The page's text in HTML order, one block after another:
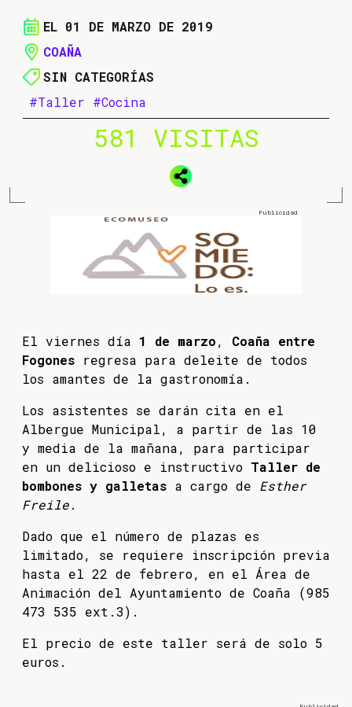
EL 01 DE MARZO DE 2019
COAÑA
SIN CATEGORÍAS
#Taller #Cocina
581 VISITAS
El viernes día 1 de marzo, Coaña entre
Fogones regresa para deleite de todos
los amantes de la gastronomía.
Los asistentes se darán cita en el
Albergue Municipal, a partir de las 10
y media de la mañana, para participar
en un delicioso e instructivo Taller de
bombones y galletas a cargo de Esther
Freile.
Dado que el número de plazas es
limitado, se requiere inscripción previa
hasta el 22 de febrero, en el Área de
Animación del Ayuntamiento de Coaña (985
473 535 ext.3).
El precio de este taller será de solo 5
euros.